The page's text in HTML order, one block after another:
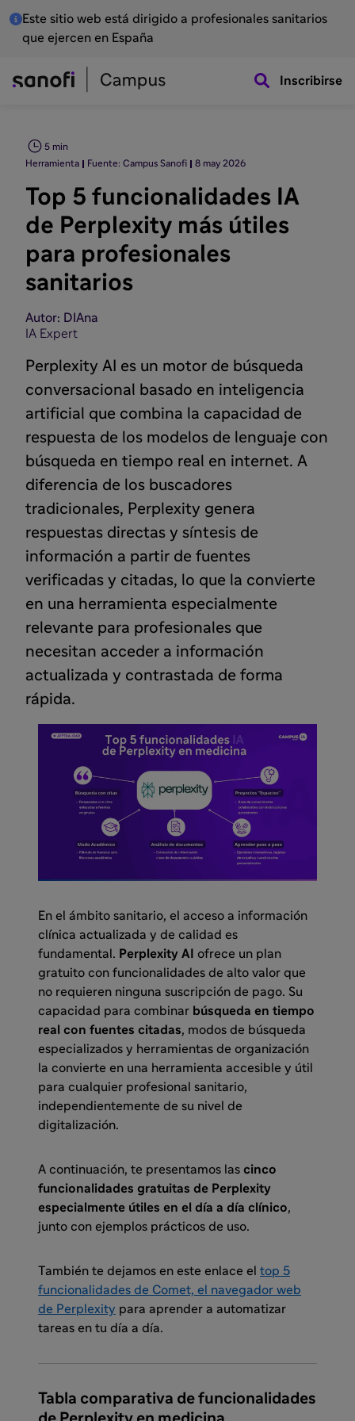
Este sitio web está dirigido a profesionales sanitarios
que ejercen en España
Inscribirse
Herramienta Fuente: Campus Sanofi 8 may 2026
5 min
Top 5 funcionalidades IA
de Perplexity más útiles
para profesionales
sanitarios
Autor: DIAna
IA Expert
Perplexity AI es un motor de búsqueda
conversacional basado en inteligencia
artificial que combina la capacidad de
respuesta de los modelos de lenguaje con
búsqueda en tiempo real en internet. A
diferencia de los buscadores
tradicionales, Perplexity genera
respuestas directas y síntesis de
información a partir de fuentes
verificadas y citadas, lo que la convierte
en una herramienta especialmente
relevante para profesionales que
necesitan acceder a información
actualizada y contrastada de forma
rápida.
En el ámbito sanitario, el acceso a información
clínica actualizada y de calidad es
fundamental. Perplexity AI
ofrece un plan
gratuito con funcionalidades de alto valor que
no requieren ninguna suscripción de pago. Su
capacidad para combinar búsqueda en tiempo
real con fuentes citadas, modos de búsqueda
especializados y herramientas de organización
la convierte en una herramienta accesible y útil
para cualquier profesional sanitario,
independientemente de su nivel de
digitalización.
A continuación, te presentamos las cinco
funcionalidades gratuitas de Perplexity
especialmente útiles en el día a día clínico,
junto con ejemplos prácticos de uso.
También te dejamos en este enlace el top 5
funcionalidades de Comet, el navegador web
de Perplexity para aprender a automatizar
tareas en tu día a día.
Tabla comparativa de funcionalidades